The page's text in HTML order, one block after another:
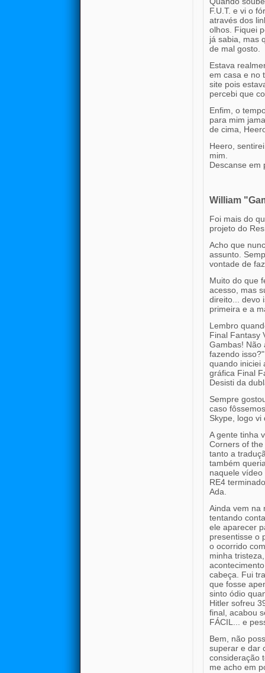
F.U.T. e vi o
através dos
olhos. Fiquei
já sabia, mas
de mal gosto.
Estava
em casa e no
site pois
percebi que
Enfim, o
para mim
de cima,
Heero,
mim.
Descanse em
William
Foi mais do
projeto do
Acho que
assunto.
vontade de
Muito do que
acesso, mas
direito... devo
primeira e a
Lembro
Final Fantasy
Gambas! Não
fazendo
quando iniciei
gráfica Final
Desisti da
Sempre
caso
Skype, logo vi
A gente tinha
Corners of
tanto a
também
naquele
RE4
Ada.
Ainda vem na
tentando
ele aparecer
presentisse o
o ocorrido
minha
cabeça. Fui
que fosse
sinto ódio
Hitler sofreu
final, acabou
FÁCIL... e
Bem, não
superar e dar
consideração
me acho em